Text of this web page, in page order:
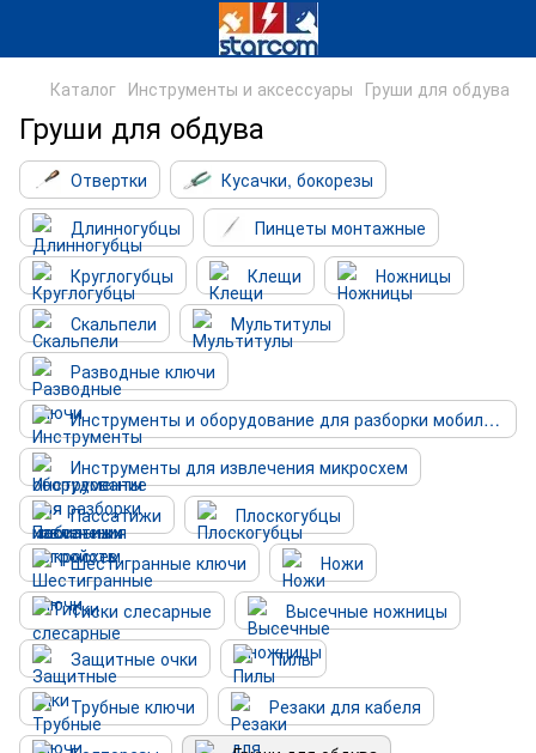
Каталог Инструменты и аксессуары Груши для обдува
Груши для обдува
Отвертки
Кусачки, бокорезы
Длинногубцы
Пинцеты монтажные
Круглогубцы
Клещи
Ножницы
Скальпели
Мультитулы
Разводные ключи
Инструменты и оборудование для разборки мобильных устройств
Инструменты для извлечения микросхем
Пассатижи
Плоскогубцы
Шестигранные ключи
Ножи
Тиски слесарные
Высечные ножницы
Защитные очки
Пилы
Трубные ключи
Резаки для кабеля